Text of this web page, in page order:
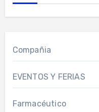
Compañia
EVENTOS Y FERIAS
Farmacéutico